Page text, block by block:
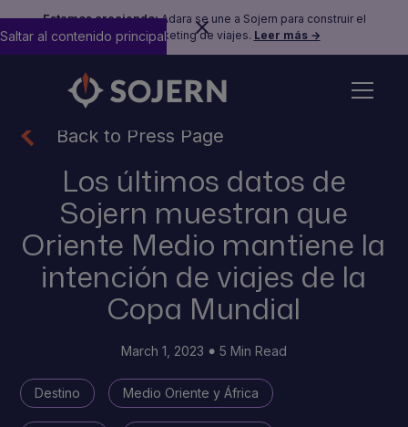
Estamos creciendo:Adara se une a Sojern para construir el
futuro del marketing de viajes. Leer más →
Saltar al contenido principal
Back to Press Page
Los últimos datos de
Sojern muestran que
Oriente Medio mantiene la
intención de viajes de la
Copa Mundial
March 1, 2023 5 Min Read
Destino Medio Oriente y África